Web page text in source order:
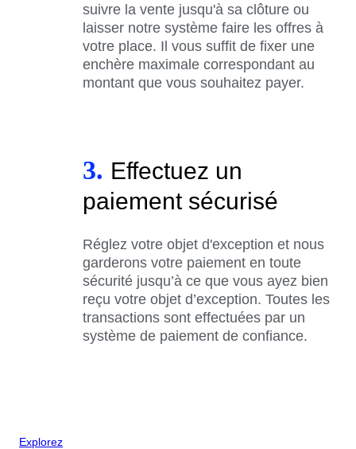
suivre la vente jusqu'à sa clôture ou
laisser notre système faire les offres à
votre place. Il vous suffit de fixer une
enchère maximale correspondant au
montant que vous souhaitez payer.
3. Effectuez un
paiement sécurisé
Réglez votre objet d'exception et nous
garderons votre paiement en toute
sécurité jusqu’à ce que vous ayez bien
reçu votre objet d’exception. Toutes les
transactions sont effectuées par un
système de paiement de confiance.
Explorez